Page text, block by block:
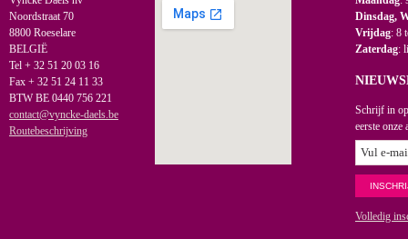
Noordstraat 70
8800 Roeselare
BELGIË
Tel + 32 51 20 03 16
Fax + 32 51 24 11 33
BTW BE 0440 756 221
contact@vyncke-daels.be
Routebeschrijving
Dinsdag,
Vrijdag: 8
Zaterdag:
Schrijf in
eerste onze
Volledig